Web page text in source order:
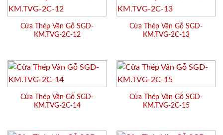
Cửa Thép Vân Gỗ SGD-
KM.TVG-2C-12
Cửa Thép Vân Gỗ SGD-
KM.TVG-2C-13
Cửa Thép Vân Gỗ SGD-
KM.TVG-2C-14
Cửa Thép Vân Gỗ SGD-
KM.TVG-2C-15